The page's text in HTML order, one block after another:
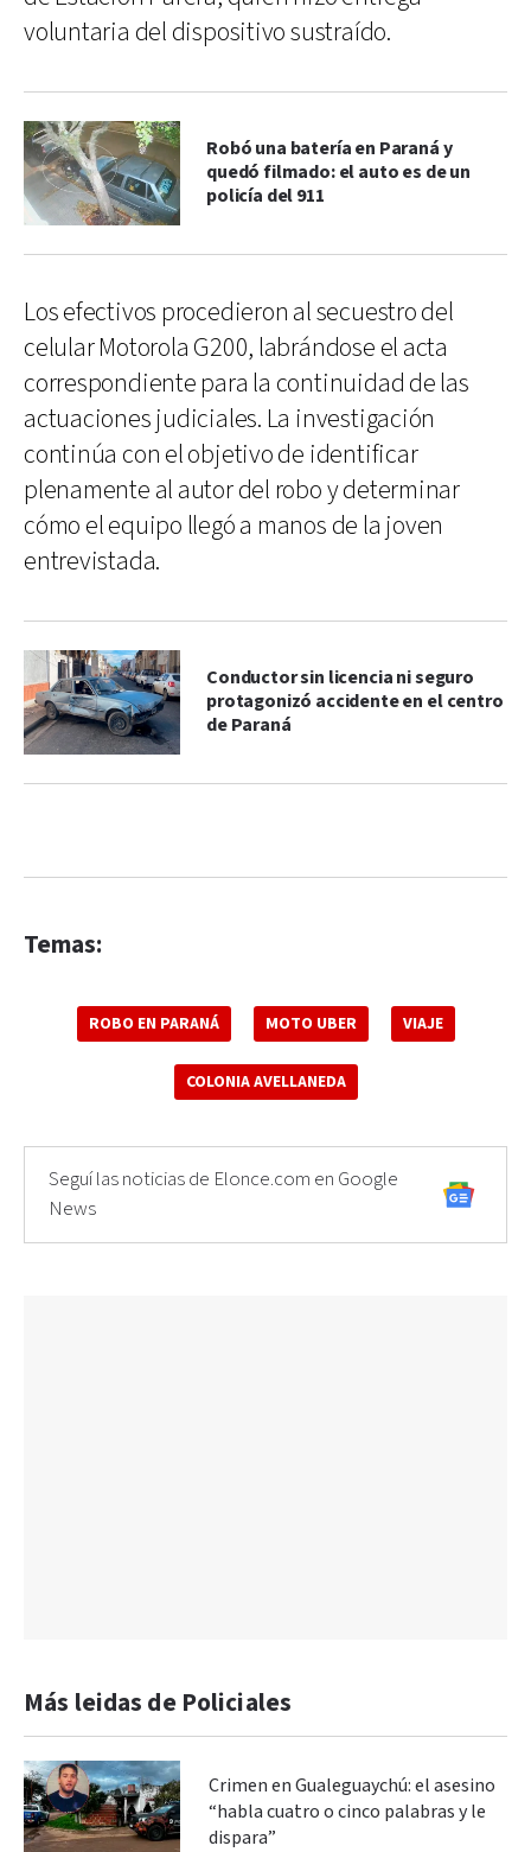
voluntaria del dispositivo sustraído.
Robó una batería en Paraná y
quedó filmado: el auto es de un
policía del 911
Los efectivos procedieron al secuestro del
celular Motorola G200, labrándose el acta
correspondiente para la continuidad de las
actuaciones judiciales. La investigación
continúa con el objetivo de identificar
plenamente al autor del robo y determinar
cómo el equipo llegó a manos de la joven
entrevistada.
Conductor sin licencia ni seguro
protagonizó accidente en el centro
de Paraná
Temas:
ROBO EN PARANÁ MOTO UBER VIAJE
COLONIA AVELLANEDA
Seguí las noticias de Elonce.com en Google
News
Más leidas de Policiales
Crimen en Gualeguaychú: el asesino
“habla cuatro o cinco palabras y le
dispara”